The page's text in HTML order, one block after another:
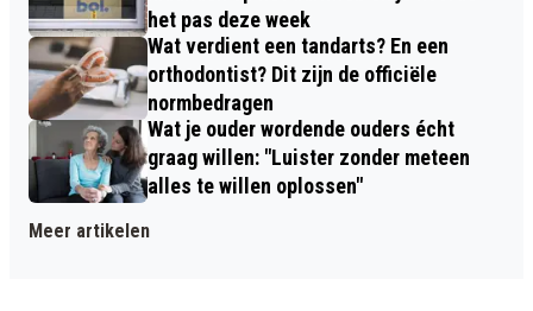
het pas deze week
Wat verdient een tandarts? En een
orthodontist? Dit zijn de officiële
normbedragen
Wat je ouder wordende ouders écht
graag willen: "Luister zonder meteen
alles te willen oplossen"
Meer artikelen